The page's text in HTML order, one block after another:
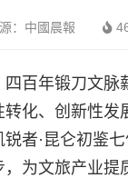
：中國晨報
百年锻刀文
化、创新性
者·昆仑初鉴
为文旅产业提